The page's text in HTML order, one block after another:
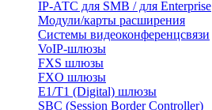
IP-АТС для SMB / для Enterprise
Модули/карты расширения
Системы видеоконференцсвязи
VoIP-шлюзы
FXS шлюзы
FXO шлюзы
E1/T1 (Digital) шлюзы
SBC (Session Border Controller)